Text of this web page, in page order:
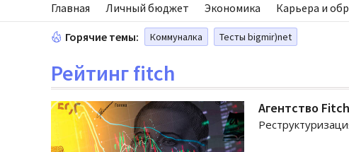
Главная Личный бюджет Экономика Карьера и
Горячие темы: Коммуналка Тесты bigmir)net
Рейтинг fitch
Агентство